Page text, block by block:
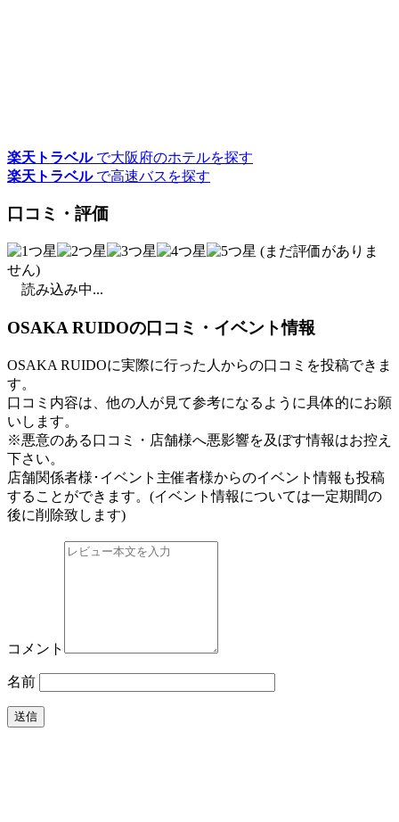
楽天トラベルで大阪府のホテルを探す
楽天トラベルで高速バスを探す
口コミ・評価
(まだ評価がありま
せん)
読み込み中...
OSAKA RUIDOの口コミ・イベント情報
OSAKA RUIDOに実際に行った人からの口コミを投稿できま
す。
口コミ内容は、他の人が見て参考になるように具体的にお願
いします。
※悪意のある口コミ・店舗様へ悪影響を及ぼす情報はお控え
下さい。
店舗関係者様･イベント主催者様からのイベント情報も投稿
することができます。 (イベント情報については一定期間の
後に削除致します)
コメント
名前